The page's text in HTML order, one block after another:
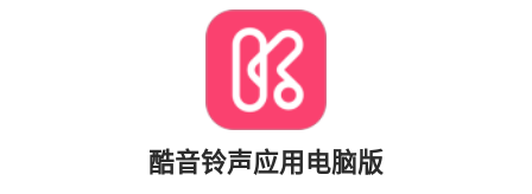
酷音铃声应用电脑版